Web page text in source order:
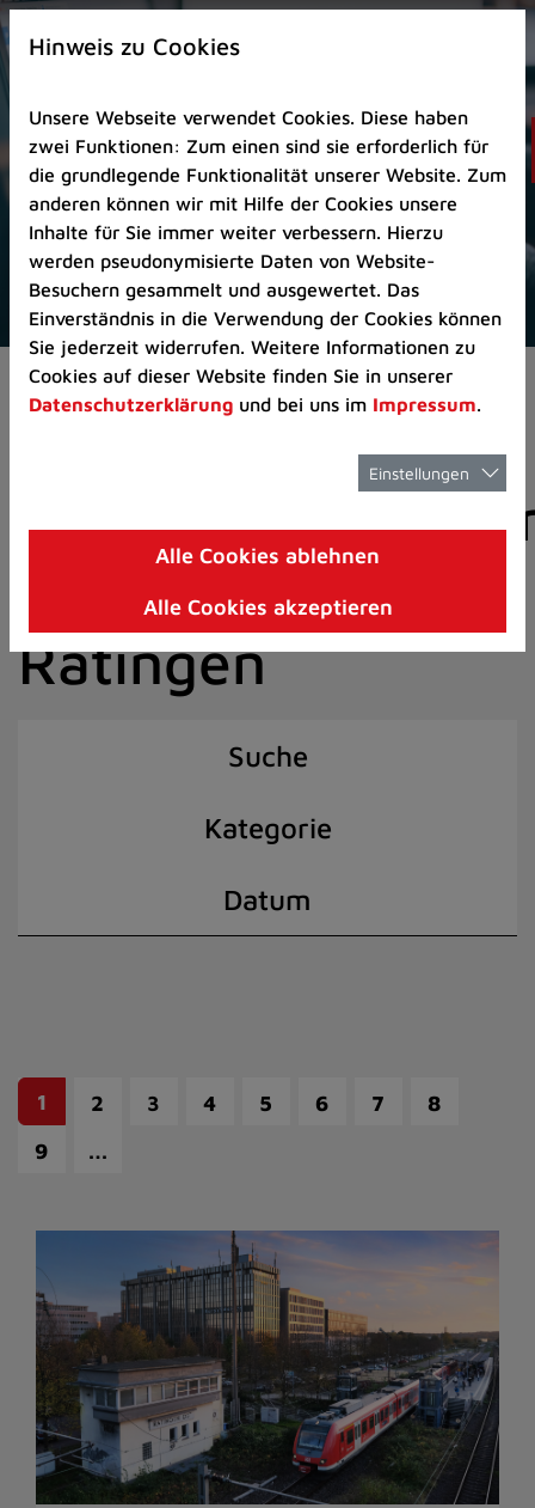
Zur
Startseite
Zum
Seitenanfang
springen
(Schnelltaste
A)
Zur
Navigation/Menü
springen
(Schnelltaste
M)
Zur
8)
I)
Aktuelles Pressemitteilungen
der Stadt
Ratingen
Suche
Kategorie
Datum
1 2 3 4 5 6 7
8
9
…
Hinweis zu Cookies
Unsere Webseite verwendet Cookies. Diese haben
zwei Funktionen: Zum einen sind sie erforderlich für
die grundlegende Funktionalität unserer Website. Zum
anderen können wir mit Hilfe der Cookies unsere
Inhalte für Sie immer weiter verbessern. Hierzu
werden pseudonymisierte Daten von Website-
Besuchern gesammelt und ausgewertet. Das
Einverständnis in die Verwendung der Cookies können
Sie jederzeit widerrufen. Weitere Informationen zu
Cookies auf dieser Website finden Sie in unserer
Datenschutzerklärung und bei uns im Impressum.
Einstellungen
Alle Cookies ablehnen
Alle Cookies akzeptieren